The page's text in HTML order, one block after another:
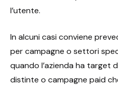
l’utente.
In alcuni casi conviene
per campagne o settori
quando l’azienda ha target
distinte o campagne paid